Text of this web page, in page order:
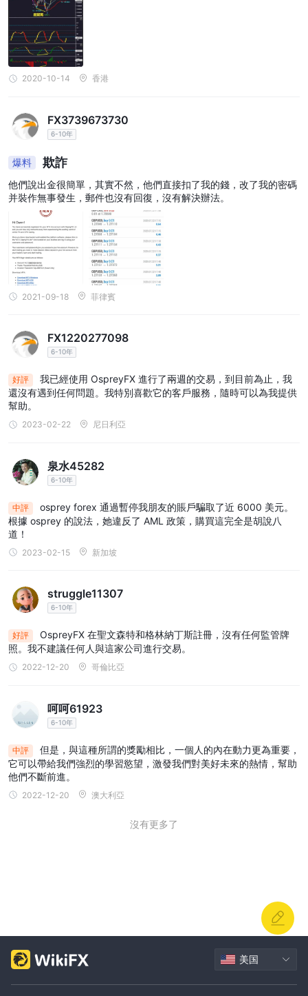
2020-10-14 香港
FX3739673730
6-10年
爆料 欺詐
他們說出金很簡單，其實不然，他們直接扣了我的錢，改了我的密碼
并裝作無事發生，郵件也沒有回復，沒有解決辦法。
2021-09-18 菲律賓
FX1220277098
6-10年
好評
我已經使用 OspreyFX 進行了兩週的交易，到目前為止，我
還沒有遇到任何問題。我特別喜歡它的客戶服務，隨時可以為我提供
幫助。
2023-02-22 尼日利亞
泉水45282
6-10年
中評
osprey forex 通過暫停我朋友的賬戶騙取了近 6000 美元。
根據 osprey 的說法，她違反了 AML 政策，購買這完全是胡說八
道！
2023-02-15 新加坡
struggle11307
6-10年
好評
OspreyFX 在聖文森特和格林納丁斯註冊，沒有任何監管牌
照。我不建議任何人與這家公司進行交易。
2022-12-20 哥倫比亞
呵呵61923
6-10年
中評
但是，與這種所謂的獎勵相比，一個人的內在動力更為重要，
它可以帶給我們強烈的學習慾望，激發我們對美好未來的熱情，幫助
他們不斷前進。
2022-12-20 澳大利亞
沒有更多了
美国